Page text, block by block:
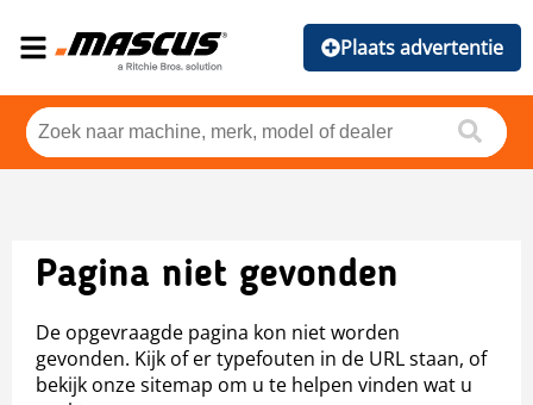
Plaats advertentie
Pagina niet gevonden
De opgevraagde pagina kon niet worden
gevonden. Kijk of er typefouten in de URL staan, of
bekijk onze sitemap om u te helpen vinden wat u